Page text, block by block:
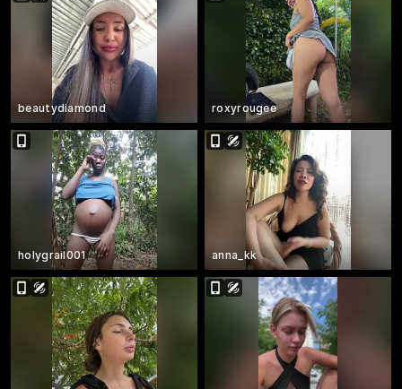
beautydiamond roxyrougee
holygrail001 anna_kk